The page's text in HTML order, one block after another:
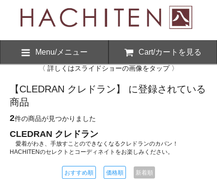
Menu/メニュー Cart/カートを見る
〈 詳しくはスライドショーの画像をタップ 〉
【CLEDRAN クレドラン】 に登録されている
商品
2件の商品が見つかりました
CLEDRAN クレドラン
愛着がわき、手放すことのできなくなるクレドランのカバン！
HACHITENのセレクトとコーディネイトをお楽しみください。
おすすめ順 価格順 新着順